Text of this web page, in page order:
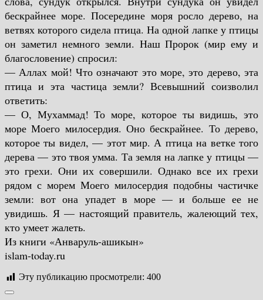
бескрайнее море. Посередине моря росло дерево, на
ветвях которого сидела птица. На одной лапке у птицы
он заметил немного земли. Наш Пророк (мир ему и
благословение) спросил:
— Аллах мой! Что означают это море, это дерево, эта
птица и эта частица земли? Всевышний соизволил
ответить:
— О, Мухаммад! То море, которое ты видишь, это
море Моего милосердия. Оно бескрайнее. То дерево,
которое ты видел, — этот мир. А птица на ветке того
дерева — это твоя умма. Та земля на лапке у птицы —
это грехи. Они их совершили. Однако все их грехи
рядом с морем Моего милосердия подобны частичке
земли: вот она упадет в море — и больше ее не
увидишь. Я — настоящий правитель, жалеющий тех,
кто умеет жалеть.
Из книги «Анваруль-ашикын»
islam-today.ru
Эту публикацию просмотрели: 400